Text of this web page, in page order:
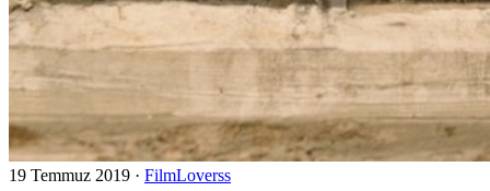
19 Temmuz 2019 · FilmLoverss